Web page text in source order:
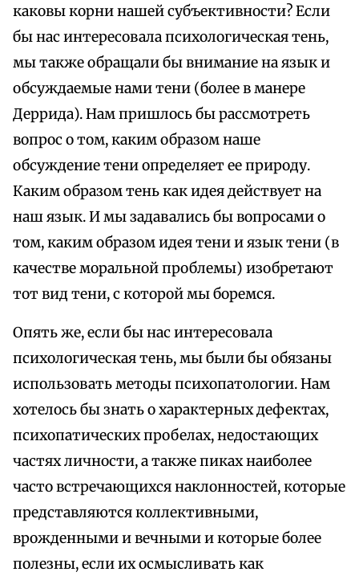
каковы корни нашей субъективности? Если
бы нас интересовала психологическая тень,
мы также обращали бы внимание на язык и
обсуждаемые нами тени (более в манере
Деррида). Нам пришлось бы рассмотреть
вопрос о том, каким образом наше
обсуждение тени определяет ее природу.
Каким образом тень как идея действует на
наш язык. И мы задавались бы вопросами о
том, каким образом идея тени и язык тени (в
качестве моральной проблемы) изобретают
тот вид тени, с которой мы боремся.
Опять же, если бы нас интересовала
психологическая тень, мы были бы обязаны
использовать методы психопатологии. Нам
хотелось бы знать о характерных дефектах,
психопатических пробелах, недостающих
частях личности, а также пиках наиболее
часто встречающихся наклонностей, которые
представляются коллективными,
врожденными и вечными и которые более
полезны, если их осмысливать как